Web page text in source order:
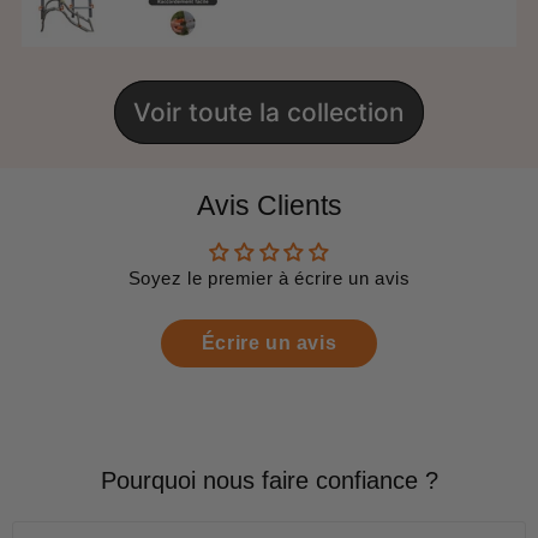
Voir toute la collection
Avis Clients
Soyez le premier à écrire un avis
Écrire un avis
Pourquoi nous faire confiance ?